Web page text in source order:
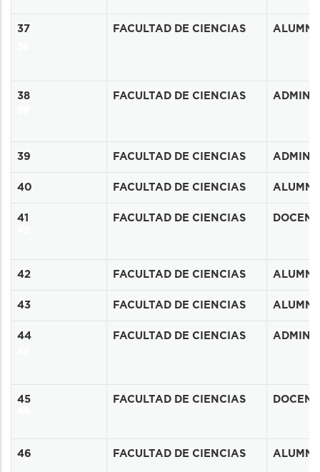
37 FACULTAD DE CIENCIAS
38 FACULTAD DE CIENCIAS
40
39 FACULTAD DE CIENCIAS
41
40 FACULTAD DE CIENCIAS
41 FACULTAD DE CIENCIAS
43
42 FACULTAD DE CIENCIAS
44
43 FACULTAD DE CIENCIAS
44 FACULTAD DE CIENCIAS
45 FACULTAD DE CIENCIAS
47
46 FACULTAD DE CIENCIAS